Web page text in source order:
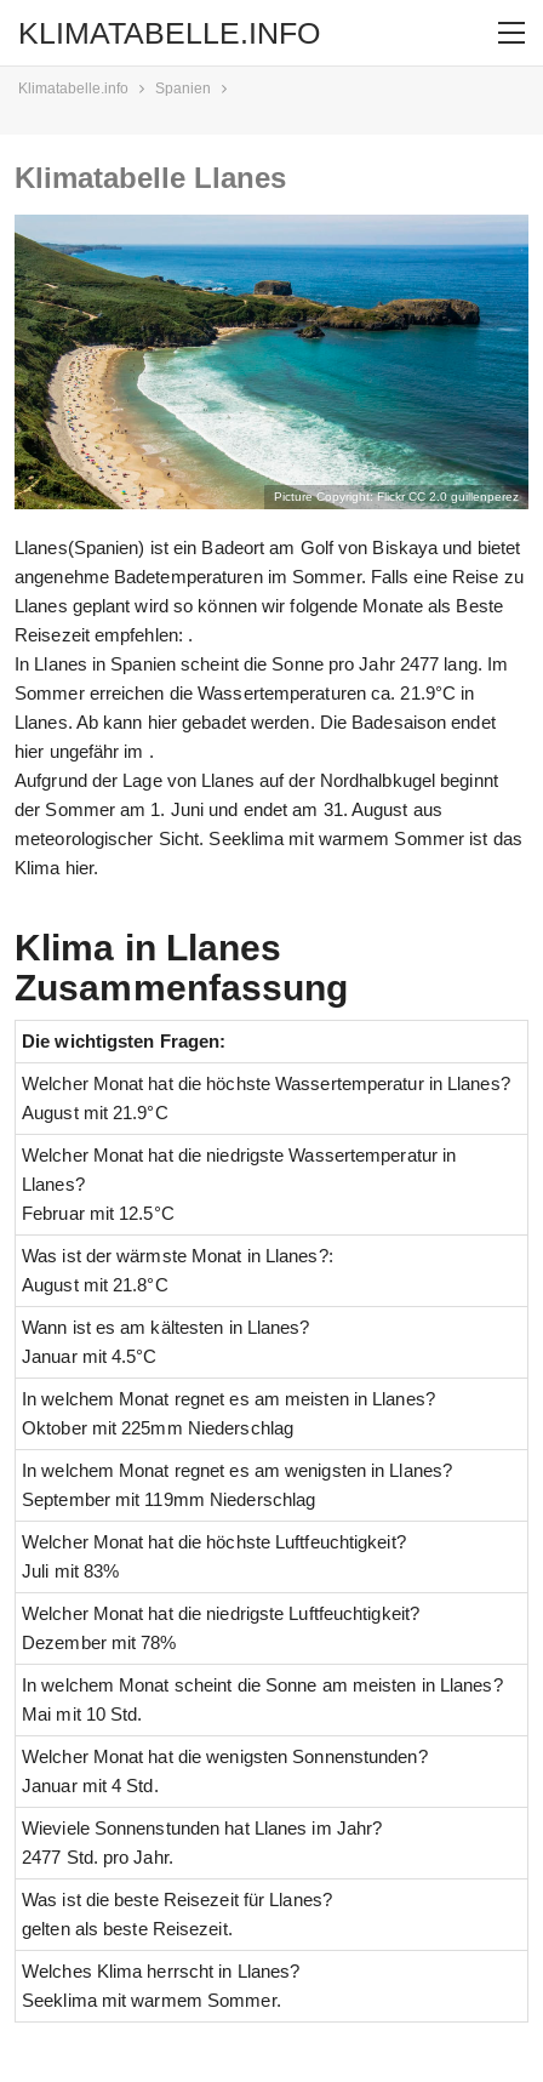
KLIMATABELLE.INFO
Klimatabelle.info Spanien
Klimatabelle Llanes
Picture Copyright: Flickr CC 2.0guillenperez
Llanes(Spanien) ist ein Badeort am Golf von Biskaya und bietet
angenehme Badetemperaturen im Sommer. Falls eine Reise zu
Llanes geplant wird so können wir folgende Monate als Beste
Reisezeit empfehlen: .
In Llanes in Spanien scheint die Sonne pro Jahr 2477 lang. Im
Sommer erreichen die Wassertemperaturen ca. 21.9°C in
Llanes. Ab kann hier gebadet werden. Die Badesaison endet
hier ungefähr im .
Aufgrund der Lage von Llanes auf der Nordhalbkugel beginnt
der Sommer am 1. Juni und endet am 31. August aus
meteorologischer Sicht. Seeklima mit warmem Sommer ist das
Klima hier.
Klima in Llanes
Zusammenfassung
Die wichtigsten Fragen:
Welcher Monat hat die höchste Wassertemperatur in Llanes?
August mit 21.9°C
Welcher Monat hat die niedrigste Wassertemperatur in
Llanes?
Februar mit 12.5°C
Was ist der wärmste Monat in Llanes?:
August mit 21.8°C
Wann ist es am kältesten in Llanes?
Januar mit 4.5°C
In welchem Monat regnet es am meisten in Llanes?
Oktober mit 225mm Niederschlag
In welchem Monat regnet es am wenigsten in Llanes?
September mit 119mm Niederschlag
Welcher Monat hat die höchste Luftfeuchtigkeit?
Juli mit 83%
Welcher Monat hat die niedrigste Luftfeuchtigkeit?
Dezember mit 78%
In welchem Monat scheint die Sonne am meisten in Llanes?
Mai mit 10 Std.
Welcher Monat hat die wenigsten Sonnenstunden?
Januar mit 4 Std.
Wieviele Sonnenstunden hat Llanes im Jahr?
2477 Std. pro Jahr.
Was ist die beste Reisezeit für Llanes?
gelten als beste Reisezeit.
Welches Klima herrscht in Llanes?
Seeklima mit warmem Sommer.